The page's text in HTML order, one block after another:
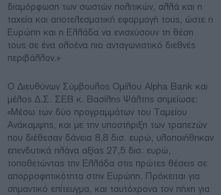
διαμόρφωση των σωστών πολιτικών, αλλά και η
ταχεία και αποτελεσματική εφαρμογή τους, ώστε η
Ευρώπη και η Ελλάδα να ενισχύσουν τη θέση
τους σε ένα ολοένα πιο ανταγωνιστικό διεθνές
περιβάλλον.»
O Διευθύνων Σύμβουλος Ομίλου Alpha Bank και
μέλος Δ.Σ. ΣΕΒ κ. Βασίλης Ψάλτης σημείωσε:
«Μέσω των δύο προγραμμάτων του Ταμείου
Ανάκαμψης, και με την υποστήριξη των τραπεζών
που διέθεσαν δάνεια 8,8 δισ. ευρώ, υλοποιήθηκαν
επενδυτικά πλάνα αξίας 27,5 δισ. ευρώ,
τοποθετώντας την Ελλάδα στις πρώτες θέσεις σε
απορροφητικότητα στην Ευρώπη. Πρόκειται για
σημαντικό επίτευγμα, και ταυτόχρονα τον πήχη για